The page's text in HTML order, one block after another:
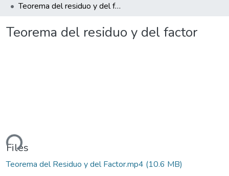
Teorema del residuo y del factor
Teorema del residuo y del factor
Files
Teorema del Residuo y del Factor.mp4 (10.6 MB)